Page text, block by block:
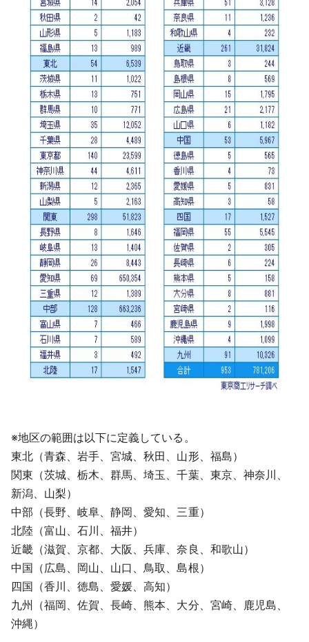
※地区の範囲は以下に定義している。
東北（青森、岩手、宮城、秋田、山形、福島）
関東（茨城、栃木、群馬、埼玉、千葉、東京、神奈川、
新潟、山梨）
中部（長野、岐阜、静岡、愛知、三重）
北陸（富山、石川、福井）
近畿（滋賀、京都、大阪、兵庫、奈良、和歌山）
中国（広島、岡山、山口、鳥取、島根）
四国（香川、徳島、愛媛、高知）
九州（福岡、佐賀、長崎、熊本、大分、宮崎、鹿児島、
沖縄）